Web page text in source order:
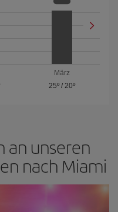
März
25º /20º
an unseren
nach Miami